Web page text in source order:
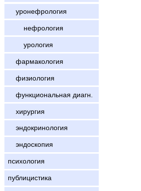
уронефрология
нефрология
урология
фармакология
физиология
функциональная диагн.
хирургия
эндокринология
эндоскопия
психология
публицистика